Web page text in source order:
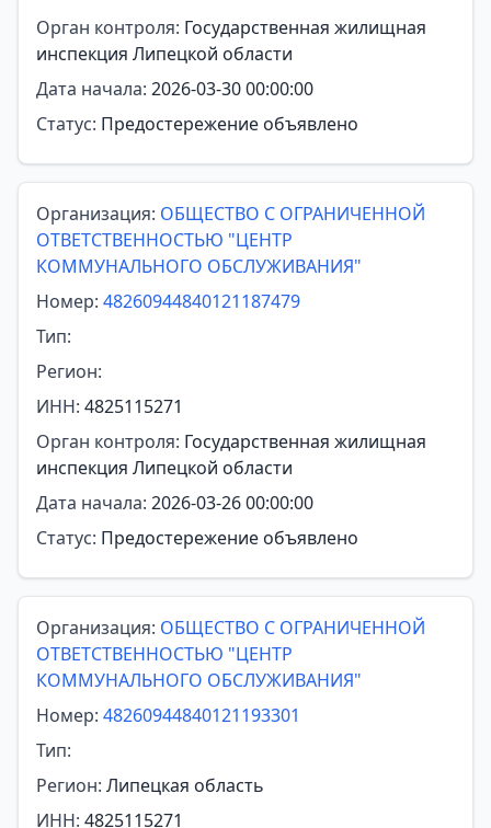
Орган контроля: Государственная жилищная
инспекция Липецкой области
Дата начала: 2026-03-30 00:00:00
Статус: Предостережение объявлено
Организация: ОБЩЕСТВО С ОГРАНИЧЕННОЙ
ОТВЕТСТВЕННОСТЬЮ "ЦЕНТР
КОММУНАЛЬНОГО ОБСЛУЖИВАНИЯ"
Номер: 48260944840121187479
Тип:
Регион:
ИНН: 4825115271
Орган контроля: Государственная жилищная
инспекция Липецкой области
Дата начала: 2026-03-26 00:00:00
Статус: Предостережение объявлено
Организация: ОБЩЕСТВО С ОГРАНИЧЕННОЙ
ОТВЕТСТВЕННОСТЬЮ "ЦЕНТР
КОММУНАЛЬНОГО ОБСЛУЖИВАНИЯ"
Номер: 48260944840121193301
Тип:
Регион: Липецкая область
ИНН: 4825115271